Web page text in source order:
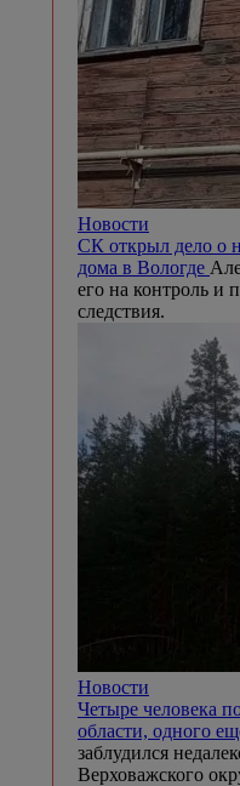
Новости
СК открыл дело о
дома в Вологде
его на контроль и
следствия.
Новости
Четыре человека
области, одного
заблудился
Верховажского